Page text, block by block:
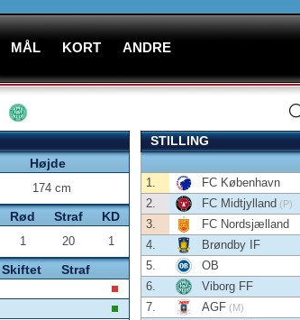
MÅL KORT ANDRE
Højde
174 cm
Rød Straf KD
1 20 1
Skiftet Straf
STILLING
1. FC København
2.
FC Midtjylland (P)
3.
FC Nordsjælland
4.
Brøndby IF
5.
OB
6.
Viborg FF
7.
AGF (M)